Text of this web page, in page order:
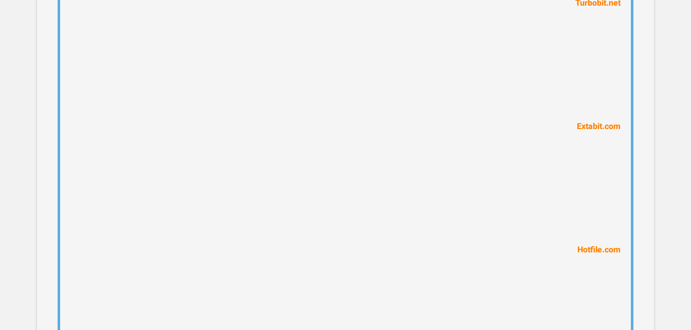
Turbobit.net
Extabit.com
Hotfile.com